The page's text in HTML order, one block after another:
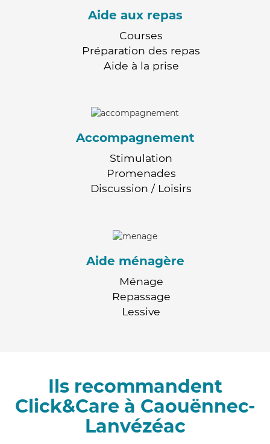
Aide aux repas
Courses
Préparation des repas
Aide à la prise
Accompagnement
Stimulation
Promenades
Discussion / Loisirs
Aide ménagère
Ménage
Repassage
Lessive
Ils recommandent
Click&Care à Caouënnec-
Lanvézéac